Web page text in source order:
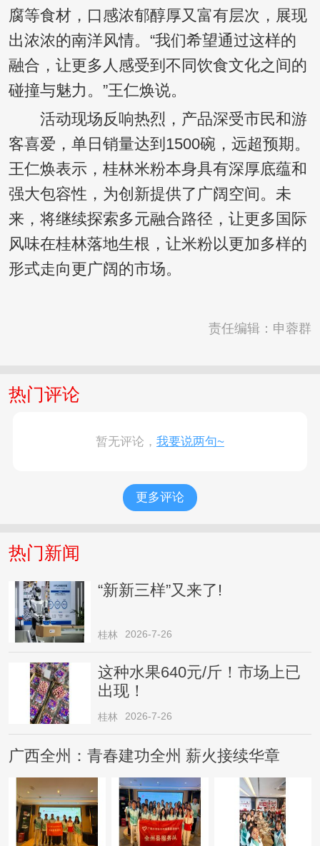
腐等食材，口感浓郁醇厚又富有层次，展现
出浓浓的南洋风情。“我们希望通过这样的
融合，让更多人感受到不同饮食文化之间的
碰撞与魅力。”王仁焕说。
活动现场反响热烈，产品深受市民和游
客喜爱，单日销量达到1500碗，远超预期。
王仁焕表示，桂林米粉本身具有深厚底蕴和
强大包容性，为创新提供了广阔空间。未
来，将继续探索多元融合路径，让更多国际
风味在桂林落地生根，让米粉以更加多样的
形式走向更广阔的市场。
责任编辑：申蓉群
热门评论
暂无评论， 我要说两句~
更多评论
热门新闻
“新新三样”又来了!
桂林 2026-7-26
这种水果640元/斤！市场上已
出现！
桂林 2026-7-26
广西全州：青春建功全州 薪火接续华章